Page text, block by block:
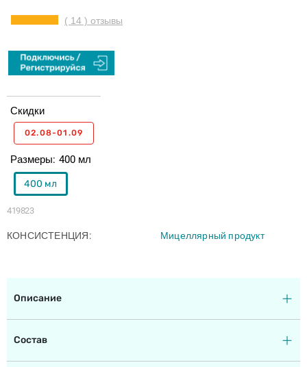
( 14 ) отзывы
419823
Размеры 400 мл
400 мл
Скидки
02.08-01.09
КОНСИСТЕНЦИЯ Мицеллярный продукт
Описание
Состав